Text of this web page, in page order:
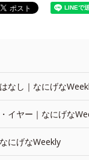
なし｜なにげな
イヤー｜なにげな
にげなWeekly